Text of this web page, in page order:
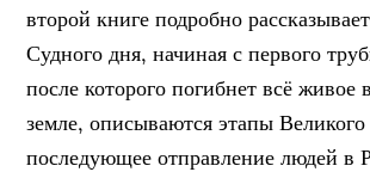
второй книге подробно
Судного дня, начиная с первого
после которого погибнет всё живое
земле, описываются этапы
последующее отправление людей в